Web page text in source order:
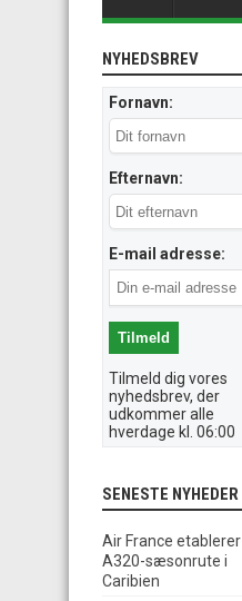
NYHEDSBREV
Fornavn:
Efternavn:
E-mail adresse:
Tilmeld dig vores
nyhedsbrev, der
udkommer alle
hverdage kl. 06:00
SENESTE NYHEDER
Air France etablerer
A320-sæsonrute i
Caribien